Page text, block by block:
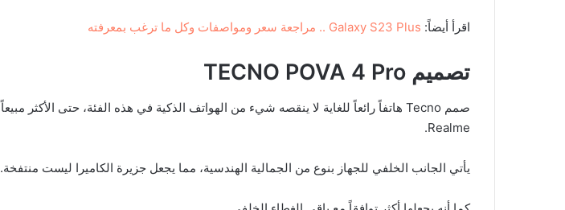
اقرأ أيضاً: Galaxy S23 Plus .. مراجعة سعر ومواصفات وكل ما ترغب بمعرفته
تصميم TECNO POVA 4 Pro
Realme.
يأتي الجانب الخلفي للجهاز بنوع من الجمالية الهندسية، مما يجعل جزيرة الكاميرا ليست منتفخة.